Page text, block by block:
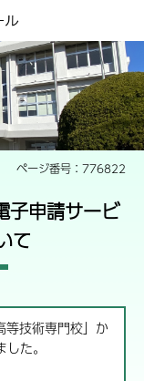
旭テクノスクールの正門
ページ番号：776822
申請サービ
て
技術専門校」か
た。